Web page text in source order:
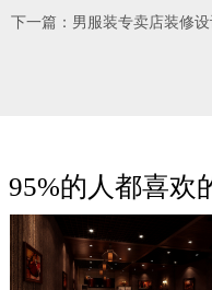
下一篇： 男服装专卖店装修设
95%的人都喜欢